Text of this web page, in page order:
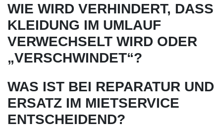
WIE WIRD VERHINDERT, DASS
KLEIDUNG IM UMLAUF
VERWECHSELT WIRD ODER
„VERSCHWINDET“?
WAS IST BEI REPARATUR UND
ERSATZ IM MIETSERVICE
ENTSCHEIDEND?